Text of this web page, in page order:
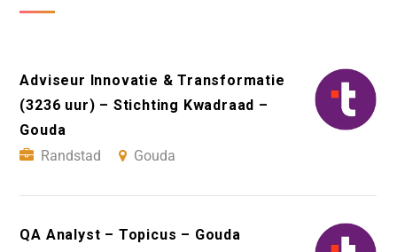
Adviseur Innovatie & Transformatie
(3236 uur) – Stichting Kwadraad –
Gouda
Randstad
Gouda
QA Analyst – Topicus – Gouda